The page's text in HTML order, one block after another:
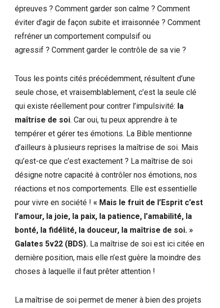
épreuves ? Comment garder son calme ? Comment
éviter d’agir de façon subite et irraisonnée ? Comment
refréner un comportement compulsif ou
agressif ? Comment garder le contrôle de sa vie ?
Tous les points cités précédemment, résultent d’une
seule chose, et vraisemblablement, c’est la seule clé
qui existe réellement pour contrer l’impulsivité: la
maîtrise de soi. Car oui, tu peux apprendre à te
tempérer et gérer tes émotions. La Bible mentionne
d’ailleurs à plusieurs reprises la maîtrise de soi. Mais
qu’est-ce que c’est exactement ? La maîtrise de soi
désigne notre capacité à contrôler nos émotions, nos
réactions et nos comportements. Elle est essentielle
pour vivre en société ! « Mais le fruit de l’Esprit c’est
l’amour, la joie, la paix, la patience, l’amabilité, la
bonté, la fidélité, la douceur, la maîtrise de soi. »
Galates 5v22 (BDS). La maîtrise de soi est ici citée en
dernière position, mais elle n’est guère la moindre des
choses à laquelle il faut prêter attention !
La maîtrise de soi permet de mener à bien des projets